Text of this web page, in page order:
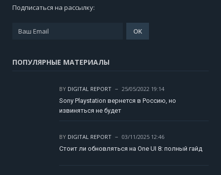
Подписаться на рассылку:
ПОПУЛЯРНЫЕ МАТЕРИАЛЫ
BY DIGITAL REPORT
25/05/2022 19:14
Sony Playstation вернется в Россию, но
извиняться не будет
BY DIGITAL REPORT
03/11/2025 12:46
Стоит ли обновляться на One UI 8: полный гайд